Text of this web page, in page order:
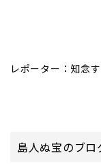
レポーター：知念
島人ぬ宝のブロ